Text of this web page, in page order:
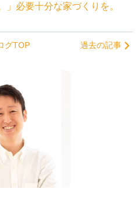
」必要十分な家づくりを。
グTOP 過去の記事